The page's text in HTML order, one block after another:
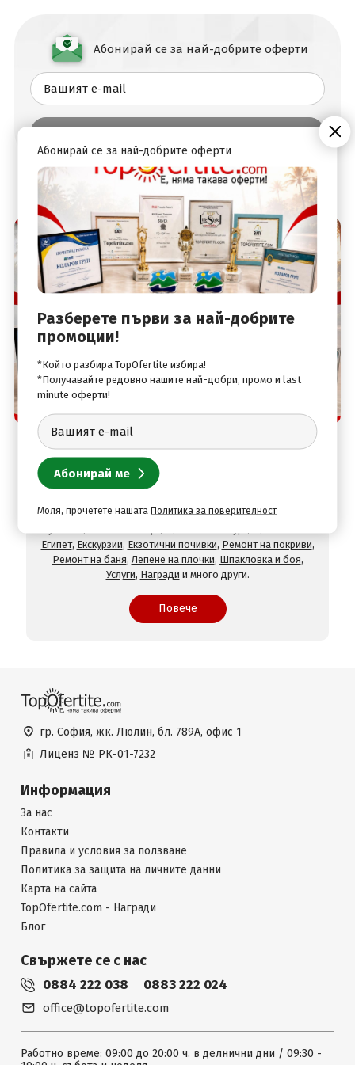
Абонирай се за най-добрите оферти
Защо да изберете нас
TopOfertite.com - най-предпочитан онлайн сайт
за почивки и услуги с отстъпки
При нас ще намерите оферти за
СПА хотели
Хисаря,Хотели в Сандански,Хотели в Девин,Почивки в
Египет, Екскурзии, Екзотични почивки, Ремонт на покриви,
Ремонт на баня, Лепене на плочки, Шпакловка и боя,
Услуги, Награди и много други.
Повече
гр. София, жк. Люлин, бл. 789А, офис 1
Лиценз № РК-01-7232
Информация
За нас
Контакти
Правила и условия за ползване
Политика за защита на личните данни
Карта на сайта
TopOfertite.com - Награди
Блог
Свържете се с нас
0884 222 038 0883 222 024
office@topofertite.com
Работно време: 09:00 до 20:00 ч. в делнични дни / 09:30 -
Абонирай се за най-добрите оферти
Разберете първи за най-добрите
промоции!
*Който разбира TopOfertite избира!
*Получавайте редовно нашите най-добри, промо и last
minute оферти!
Моля, прочетете нашатаПолитика за поверителност